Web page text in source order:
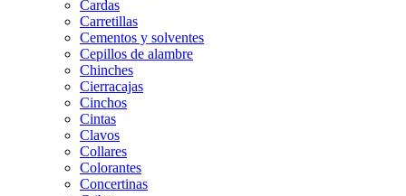
Cardas
Carretillas
Cementos y solventes
Cepillos de alambre
Chinches
Cierracajas
Cinchos
Cintas
Clavos
Collares
Colorantes
Concertinas